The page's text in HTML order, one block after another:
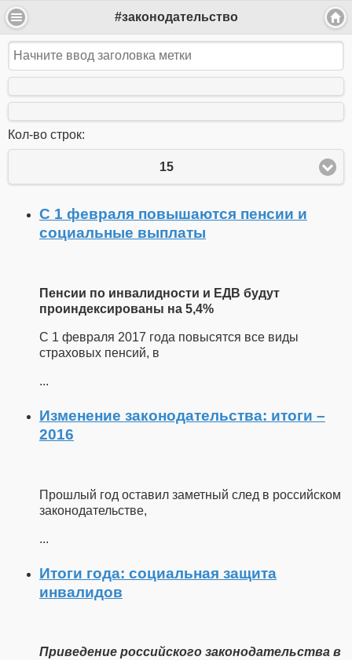
#законодательство
Кол-во строк:
15
С 1 февраля повышаются пенсии и
социальные выплаты
Пенсии по инвалидности и ЕДВ будут
проиндексированы на 5,4%
С 1 февраля 2017 года повысятся все виды
страховых пенсий, в
...
Изменение законодательства: итоги –
2016
Прошлый год оставил заметный след в российском
законодательстве,
...
Итоги года: социальная защита
инвалидов
Приведение российского законодательства в